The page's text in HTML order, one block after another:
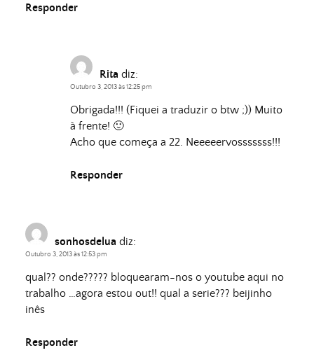
Responder
Rita diz:
Outubro 3, 2013 às 12:25 pm
Obrigada!!! (Fiquei a traduzir o btw ;)) Muito
à frente! 🙂
Acho que começa a 22. Neeeeervosssssss!!!
Responder
sonhosdelua diz:
Outubro 3, 2013 às 12:53 pm
qual?? onde????? bloquearam-nos o youtube aqui no
trabalho …agora estou out!! qual a serie??? beijinho
inês
Responder